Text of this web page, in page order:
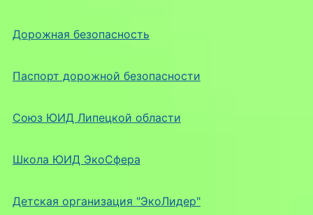
Дорожная безопасность
Паспорт дорожной безопасности
Союз ЮИД Липецкой области
Школа ЮИД ЭкоСфера
Детская организация "ЭкоЛидер"